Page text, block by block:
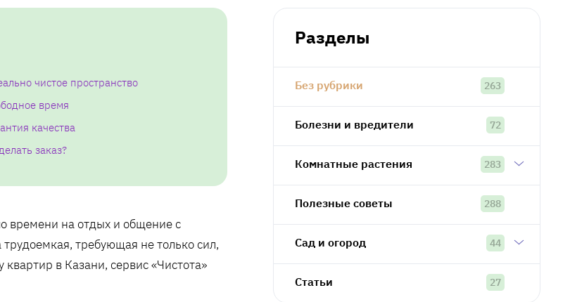
чистое пространство
время
качества
заказ?
времени на отдых и общение с
требующая не только сил,
в Казани, сервис «Чистота»
Разделы
Без рубрики 263
Болезни и вредители 72
Комнатные растения 283
Полезные советы 288
Сад и огород 44
Статьи 27